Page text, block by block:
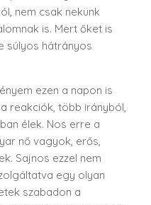
nem csak nekünk
is. Mert őket is
súlyos hátrányos
ezen a napon is
reakciók, több irányból,
élek. Nos erre a
nő vagyok, erős,
Sajnos ezzel nem
egy olyan
szabadon a